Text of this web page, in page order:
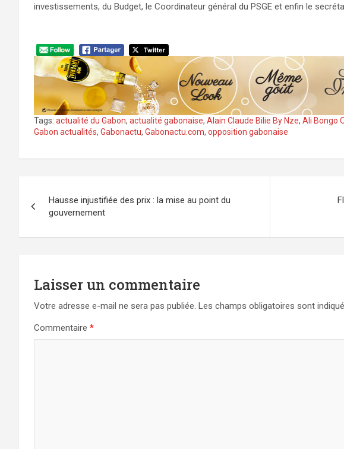
investissements, du Budget, le Coordinateur général du PSGE et enfin le
Tags: actualité du Gabon, actualité gabonaise, Alain Claude Bilie By Nze, Ali Bongo
Gabon actualités, Gabonactu, Gabonactu.com, opposition gabonaise
de
l’article
Hausse injustifiée des prix : la mise au point du
gouvernement
Laisser un commentaire
Votre adresse e-mail ne sera pas publiée. Les champs obligatoires sont
Commentaire *